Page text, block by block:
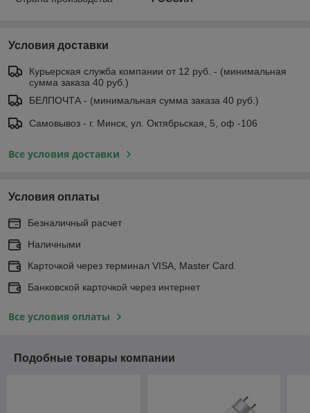
Условия доставки
Курьерская служба компании от 12 руб. - (минимальная
сумма заказа 40 руб.)
БЕЛПОЧТА - (минимальная сумма заказа 40 руб.)
Самовывоз - г. Минск, ул. Октябрьская, 5, оф -106
Все условия доставки
Условия оплаты
Безналичный расчет
Наличными
Карточкой через терминал VISA, Master Card.
Банковской карточкой через интернет
Все условия оплаты
Подобные товары компании